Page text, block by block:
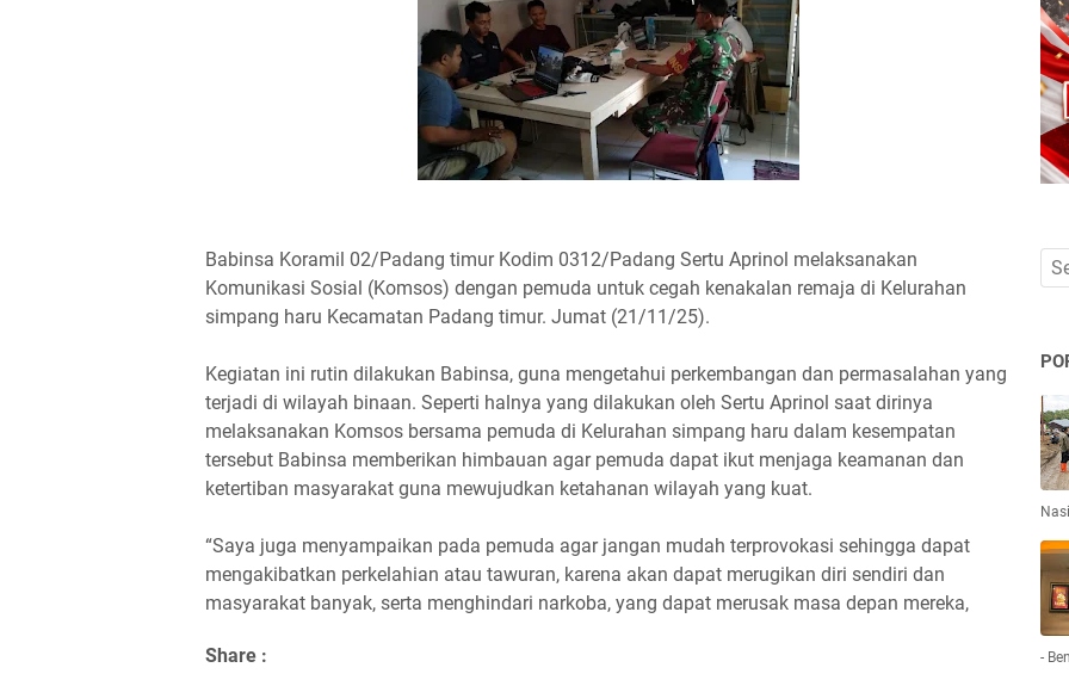
Babinsa Koramil 02/Padang timur Kodim 0312/Padang Sertu Aprinol melaksanakan
Komunikasi Sosial (Komsos) dengan pemuda untuk cegah kenakalan remaja di Kelurahan
simpang haru Kecamatan Padang timur. Jumat (21/11/25).
Kegiatan ini rutin dilakukan Babinsa, guna mengetahui perkembangan dan permasalahan yang
terjadi di wilayah binaan. Seperti halnya yang dilakukan oleh Sertu Aprinol saat dirinya
melaksanakan Komsos bersama pemuda di Kelurahan simpang haru dalam kesempatan
tersebut Babinsa memberikan himbauan agar pemuda dapat ikut menjaga keamanan dan
ketertiban masyarakat guna mewujudkan ketahanan wilayah yang kuat.
“Saya juga menyampaikan pada pemuda agar jangan mudah terprovokasi sehingga dapat
mengakibatkan perkelahian atau tawuran, karena akan dapat merugikan diri sendiri dan
masyarakat banyak, serta menghindari narkoba, yang dapat merusak masa depan mereka,
Share : -